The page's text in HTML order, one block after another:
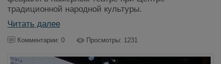
традиционной народной культуры.
Читать далее
Комментарии: 0 Просмотры: 1231